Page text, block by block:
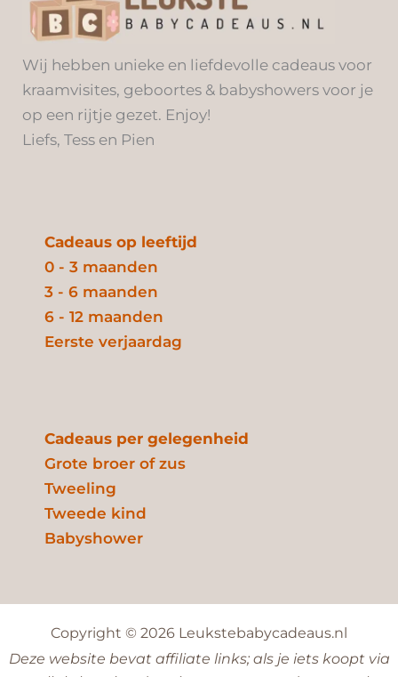
Wij hebben unieke en liefdevolle cadeaus voor
kraamvisites, geboortes & babyshowers voor je
op een rijtje gezet. Enjoy!
Liefs, Tess en Pien
Cadeaus op leeftijd
0 - 3 maanden
3 - 6 maanden
6 - 12 maanden
Eerste verjaardag
Cadeaus per gelegenheid
Grote broer of zus
Tweeling
Tweede kind
Babyshower
Copyright © 2026 Leukstebabycadeaus.nl
Deze website bevat affiliate links; als je iets koopt via